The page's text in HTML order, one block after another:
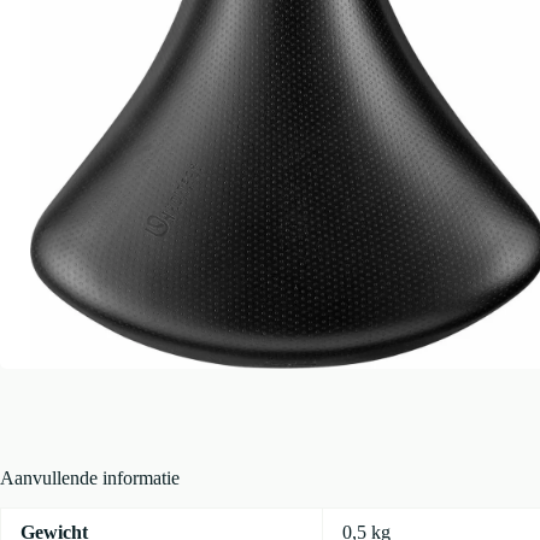
Aanvullende informatie
Gewicht 0,5 kg